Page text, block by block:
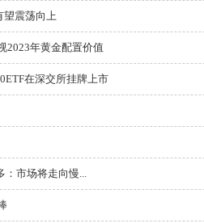
望震荡向上
2023年黄金配置价值
在深交所挂牌上市
：市场将走向慢...